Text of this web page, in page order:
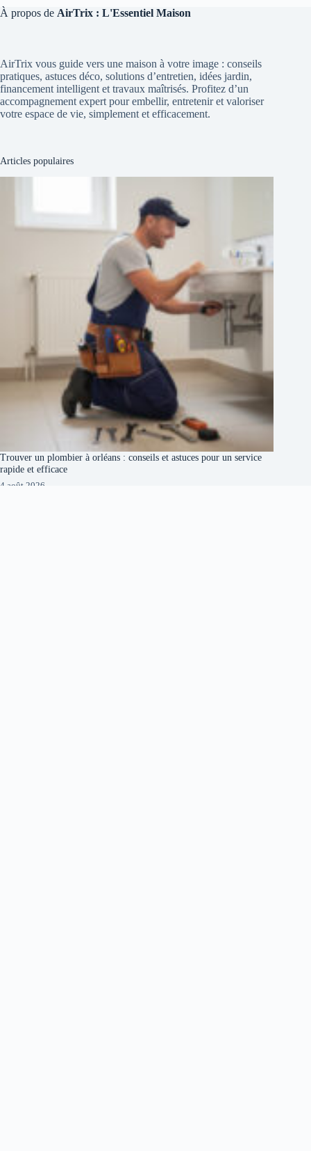
À propos de AirTrix : L'Essentiel Maison
AirTrix vous guide vers une maison à votre image : conseils
pratiques, astuces déco, solutions d’entretien, idées jardin,
financement intelligent et travaux maîtrisés. Profitez d’un
accompagnement expert pour embellir, entretenir et valoriser
votre espace de vie, simplement et efficacement.
Articles populaires
Trouver un plombier à orléans : conseils et astuces pour un service
rapide et efficace
4 août 2026